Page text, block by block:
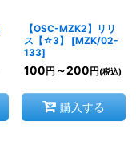
【OSC-MZK2】リリ
ス【☆3】
[MZK/02-
133]
100 円 ～200 円 (税込)
購入する